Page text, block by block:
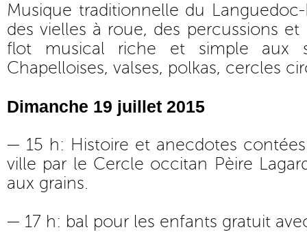
Musique traditionnelle du
des vielles à roue, des percussions
flot musical riche et simple aux
Chapelloises, valses, polkas, cercles
Dimanche 19 juillet 2015
— 15 h: Histoire et anecdotes
ville par le Cercle occitan Pèire
aux grains.
— 17 h: bal pour les enfants gratuit